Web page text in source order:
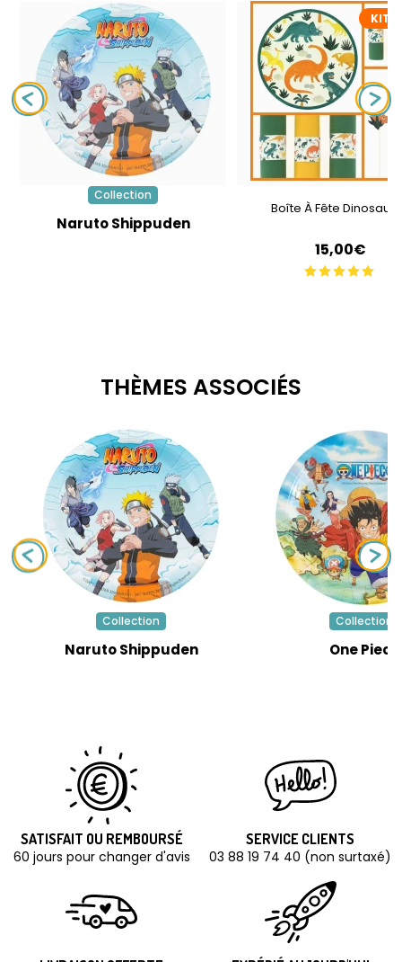
Collection
Naruto Shippuden
KIT
Boîte À Fête
15,00€
THÈMES ASSOCIÉS
Collection
Naruto Shippuden
Collection
One Piece
SATISFAIT OU REMBOURSÉ
60 jours pour changer d'avis
SERVICE CLIENTS
03 88 19 74 40 (non surtaxé)